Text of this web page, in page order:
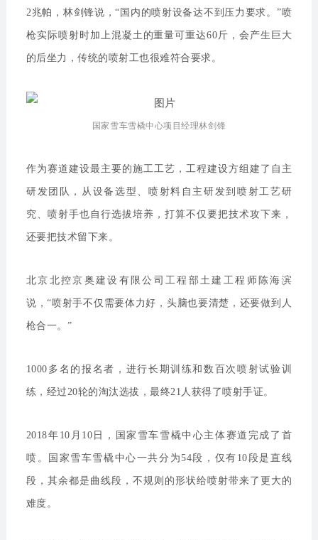
2兆帕，林剑锋说，“国内的喷射设备达不到压力要求。”喷
枪实际喷射时加上混凝土的重量可重达60斤，会产生巨大
的后坐力，传统的喷射工也很难符合要求。
国家雪车雪橇中心项目经理林剑锋
作为赛道建设最主要的施工工艺，工程建设方组建了自主
研发团队，从设备选型、喷射料自主研发到喷射工艺研
究、喷射手也自行选拔培养，打算不仅要把技术攻下来，
还要把技术留下来。
北京北控京奥建设有限公司工程部土建工程师陈海滨
说，“喷射手不仅需要体力好，头脑也要清楚，还要做到人
枪合一。”
1000多名的报名者，进行长期训练和数百次喷射试验训
练，经过20轮的淘汰选拔，最终21人获得了喷射手证。
2018年10月10日，国家雪车雪橇中心主体赛道完成了首
喷。国家雪车雪橇中心一共分为54段，仅有10段是直线
段，其余都是曲线段，不规则的形状给喷射带来了更大的
难度。